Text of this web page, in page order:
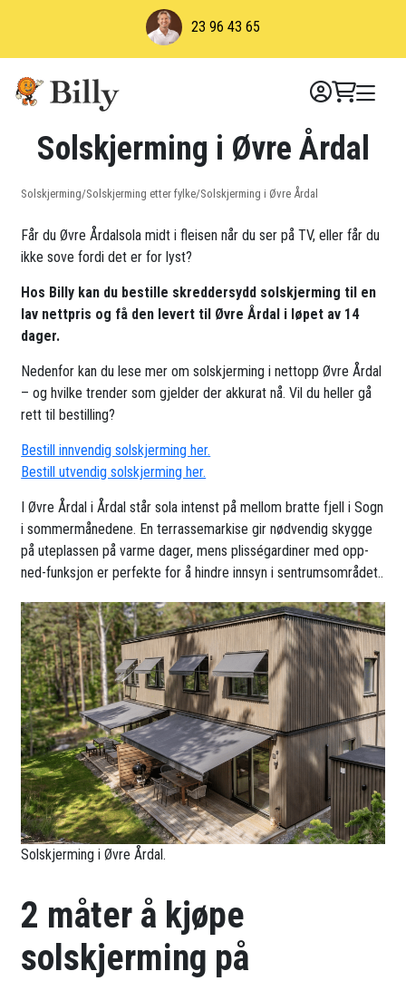
23 96 43 65
Solskjerming i Øvre Årdal
Solskjerming/Solskjerming etter fylke/Solskjerming i Øvre Årdal
Får du Øvre Årdalsola midt i fleisen når du ser på TV, eller får du
ikke sove fordi det er for lyst?
Hos Billy kan du bestille skreddersydd solskjerming til en
lav nettpris og få den levert til Øvre Årdal i løpet av 14
dager.
Nedenfor kan du lese mer om solskjerming i nettopp Øvre Årdal
– og hvilke trender som gjelder der akkurat nå. Vil du heller gå
rett til bestilling?
Bestill innvendig solskjerming her.
Bestill utvendig solskjerming her.
I Øvre Årdal i Årdal står sola intenst på mellom bratte fjell i Sogn
i sommermånedene. En terrassemarkise gir nødvendig skygge
på uteplassen på varme dager, mens plisségardiner med opp-
ned-funksjon er perfekte for å hindre innsyn i sentrumsområdet..
Solskjerming i Øvre Årdal.
2 måter å kjøpe
solskjerming på